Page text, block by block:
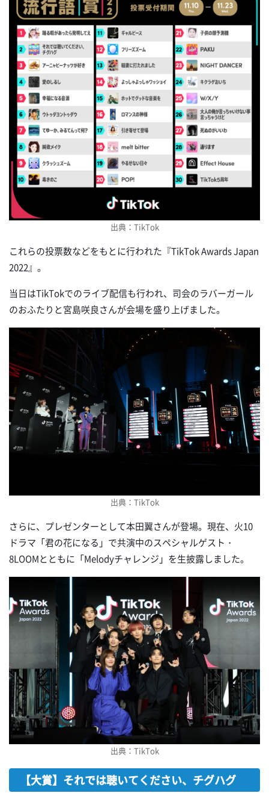
出典：TikTok
これらの投票数などをもとに行われた『TikTok Awards Japan
2022』。
当日はTikTokでのライブ配信も行われ、司会のラバーガール
のおふたりと宮島咲良さんが会場を盛り上げました。
出典：TikTok
さらに、プレゼンターとして本田翼さんが登場。現在、火10
ドラマ「君の花になる」で共演中のスペシャルゲスト・
8LOOMとともに「Melodyチャレンジ」を生披露しました。
出典：TikTok
【大賞】それでは聴いてください、チグハグ